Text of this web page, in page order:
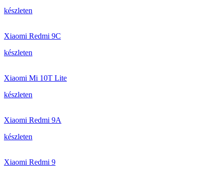
készleten
Xiaomi Redmi 9C
készleten
Xiaomi Mi 10T Lite
készleten
Xiaomi Redmi 9A
készleten
Xiaomi Redmi 9